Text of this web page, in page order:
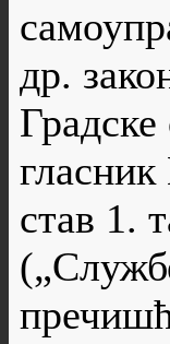
др.
став 1.